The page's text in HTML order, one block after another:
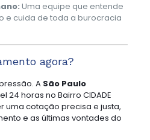
Uma equipe que entende
e cuida de toda a burocracia
agora?
A São Paulo
24 horas no Bairro CIDADE
uma cotação precisa e justa,
e as últimas vontades do